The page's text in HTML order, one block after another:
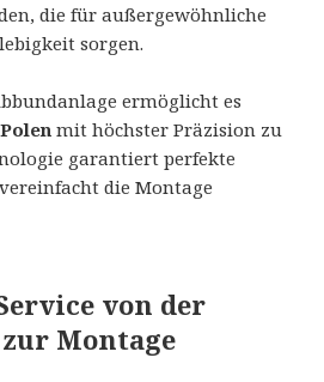
die für außergewöhnliche
sorgen.
ermöglicht es
mit höchster Präzision zu
garantiert perfekte
die Montage
von der
Montage